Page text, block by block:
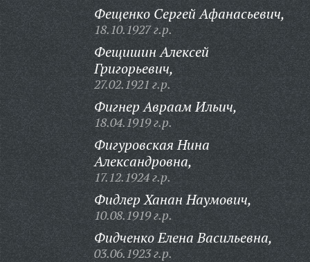
Фещенко Сергей Афанасьевич,
18.10.1927 г.р.
Фещишин Алексей
Григорьевич,
27.02.1921 г.р.
Фигнер Авраам Ильич,
18.04.1919 г.р.
Фигуровская Нина
Александровна,
17.12.1924 г.р.
Фидлер Ханан Наумович,
10.08.1919 г.р.
Фидченко Елена Васильевна,
03.06.1923 г.р.